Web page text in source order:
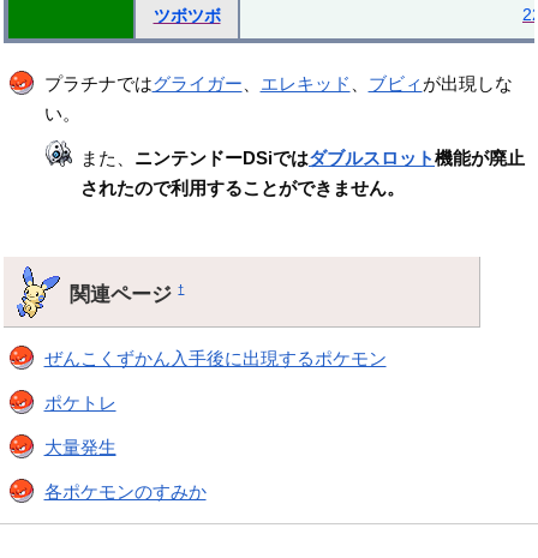
ツボツボ
プラチナではグライガー エレキッド ブビィ が出現しな
い。
また、 ニンテンドーDSiではダブルスロット機能が廃止
されたので利用することができません。
関連ページ†
ぜんこくずかん入手後に出現するポケモン
ポケトレ
大量発生
各ポケモンのすみか